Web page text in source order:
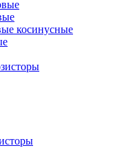
косинусные